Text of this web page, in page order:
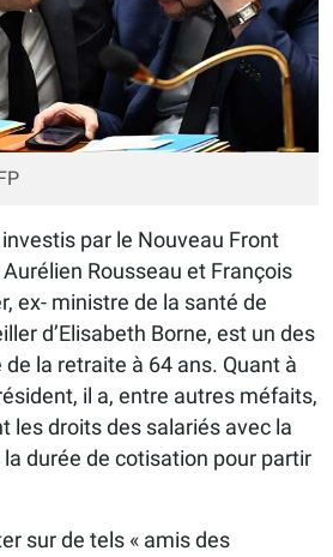
par le Nouveau Front
Rousseau et François
ex- ministre de la santé de
d’Elisabeth Borne, est un des
la retraite à 64 ans. Quant à
il a, entre autres méfaits,
les droits des salariés avec la
durée de cotisation pour partir
sur de tels « amis des